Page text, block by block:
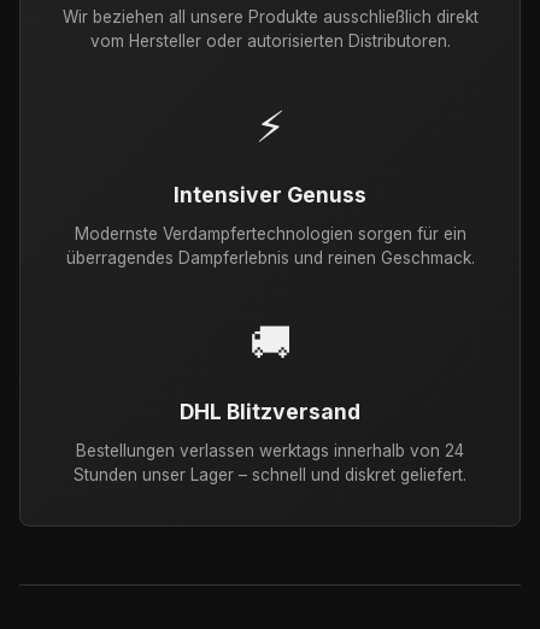
Wir beziehen all unsere Produkte ausschließlich direkt
vom Hersteller oder autorisierten Distributoren.
⚡
Intensiver Genuss
Modernste Verdampfertechnologien sorgen für ein
überragendes Dampferlebnis und reinen Geschmack.
🚚
DHL Blitzversand
Bestellungen verlassen werktags innerhalb von 24
Stunden unser Lager – schnell und diskret geliefert.